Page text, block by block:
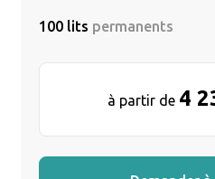
100 lits permanents
à partir de 4